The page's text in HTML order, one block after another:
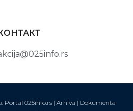
Portal 025info.rs | Arhiva | Dokumenta